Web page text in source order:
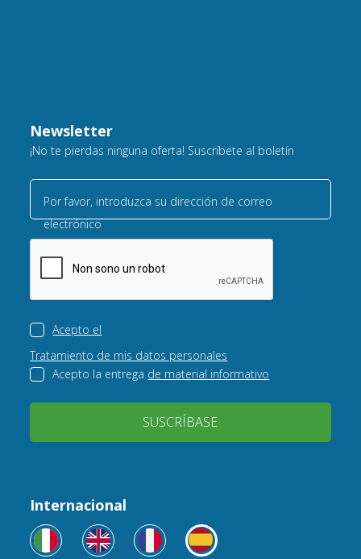
Newsletter
¡No te pierdas ninguna oferta! Suscríbete al boletín
Por favor, introduzca su dirección de correo
electrónico
Acepto el
Tratamiento de mis datos personales
Acepto la entrega de material informativo
SUSCRÍBASE
Internacional